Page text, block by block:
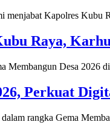
Raya,
Perkuat